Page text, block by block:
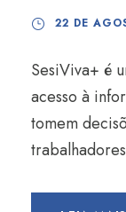
22 DE
SesiViva+ é
acesso à
tomem